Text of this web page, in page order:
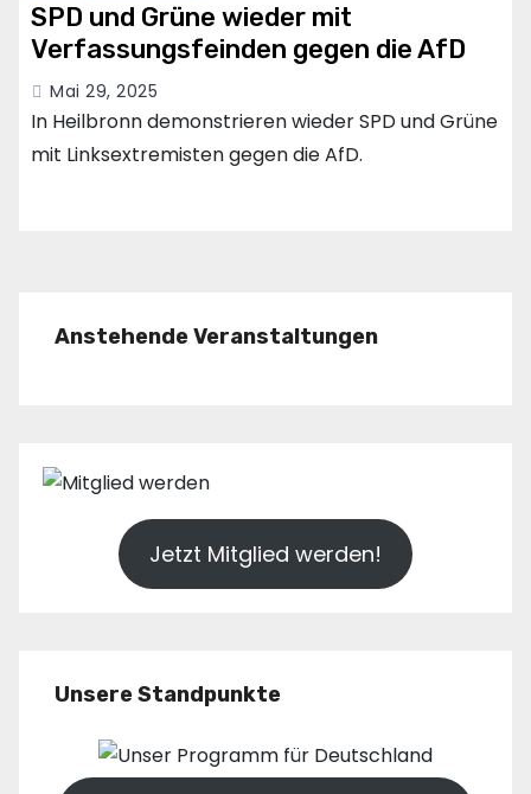
SPD und Grüne wieder mit
Verfassungsfeinden gegen die AfD
Mai 29, 2025
In Heilbronn demonstrieren wieder SPD und Grüne
mit Linksextremisten gegen die AfD.
Anstehende Veranstaltungen
Jetzt Mitglied werden!
Unsere Standpunkte